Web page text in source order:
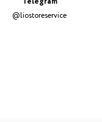
@liostoreservice